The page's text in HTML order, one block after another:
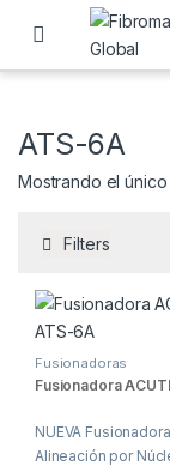
Skip to navigation
Skip to content
ATS-6A
Mostrando el
Filters
Fusionadoras
Fusionadora
NUEVA
Alineación por